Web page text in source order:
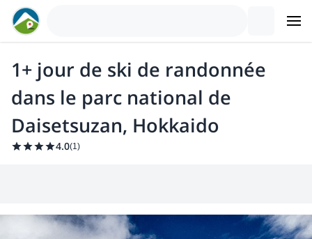
1+ jour de ski de randonnée
dans le parc national de
Daisetsuzan, Hokkaido
4.0(1)